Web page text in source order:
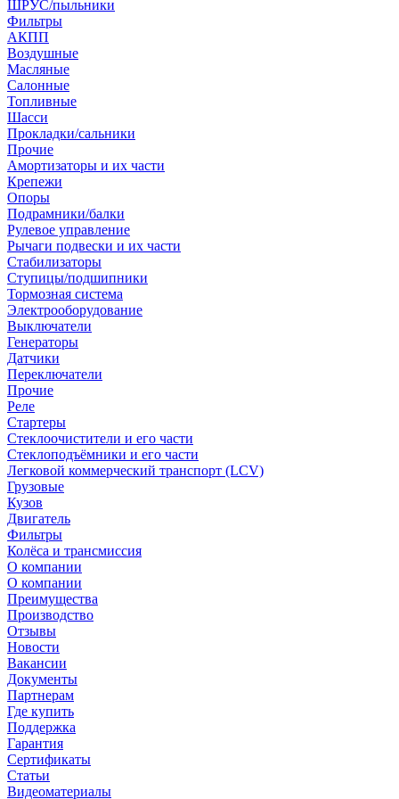
ШРУС/пыльники
Фильтры
АКПП
Воздушные
Масляные
Салонные
Топливные
Шасси
Прокладки/сальники
Прочие
Амортизаторы и их части
Крепежи
Опоры
Подрамники/балки
Рулевое управление
Рычаги подвески и их части
Стабилизаторы
Ступицы/подшипники
Тормозная система
Электрооборудование
Выключатели
Генераторы
Датчики
Переключатели
Прочие
Реле
Стартеры
Стеклоочистители и его части
Стеклоподъёмники и его части
Легковой коммерческий транспорт (LCV)
Грузовые
Кузов
Двигатель
Фильтры
Колёса и трансмиссия
О компании
О компании
Преимущества
Производство
Отзывы
Новости
Вакансии
Документы
Партнерам
Где купить
Поддержка
Гарантия
Сертификаты
Статьи
Видеоматериалы